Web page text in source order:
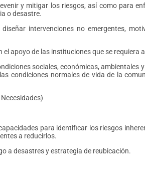
y mitigar los riesgos, así como para
o desastre.
intervenciones no emergentes,
apoyo de las instituciones que se requiera
sociales, económicas, ambientales
condiciones normales de vida de la
para identificar los riesgos
a reducirlos.
a desastres y estrategia de reubicación.